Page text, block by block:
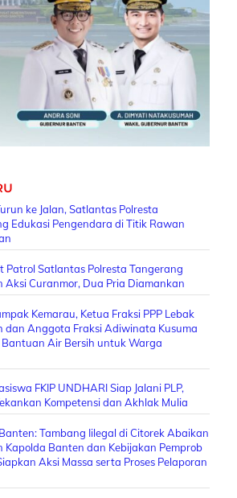
ke Jalan, Satlantas Polresta
Edukasi Pengendara di Titik Rawan
Patrol Satlantas Polresta Tangerang
Aksi Curanmor, Dua Pria Diamankan
Kemarau, Ketua Fraksi PPP Lebak
dan Anggota Fraksi Adiwinata Kusuma
Air Bersih untuk Warga
FKIP UNDHARI Siap Jalani PLP,
Kompetensi dan Akhlak Mulia
Tambang Iilegal di Citorek Abaikan
Kapolda Banten dan Kebijakan Pemprob
Aksi Massa serta Proses Pelaporan